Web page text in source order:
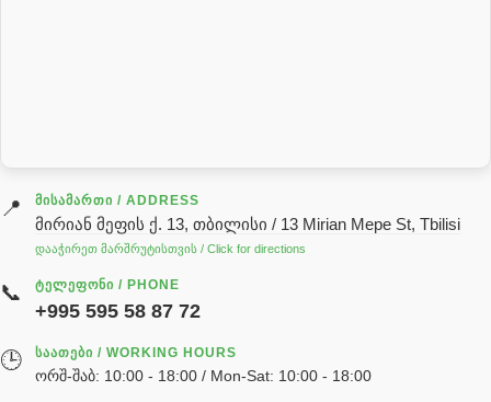
გადაცემათა კოლოფის ზეთი( კარობკის ზეთი)
ძრავის ზეთი
ჰიდრავლიკის ზეთი
реек
სხადასხვა
📍 ᲛᲘᲡᲐᲛᲐᲠᲗᲘ / ADDRESS
მირიან მეფის ქ. 13, თბილისი / 13 Mirian Mepe St, Tbilisi
დააჭირეთ მარშრუტისთვის / Click for directions
📞 ᲢᲔᲚᲔᲤᲝᲜᲘ / PHONE
+995 595 58 87 72
🕒 ᲡᲐᲐᲗᲔᲑᲘ / WORKING HOURS
ორშ-შაბ: 10:00 - 18:00 / Mon-Sat: 10:00 - 18:00